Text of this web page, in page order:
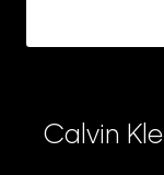
Calvin